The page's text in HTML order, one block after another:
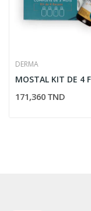
DERMA
171,360 TND